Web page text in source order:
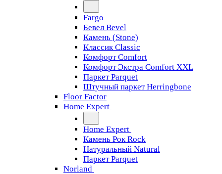
Fargo
Бевел Bevel
Камень (Stone)
Классик Classic
Комфорт Comfort
Комфорт Экстра Comfort XXL
Паркет Parquet
Штучный паркет Herringbone
Floor Factor
Home Expert
Home Expert
Камень Рок Rock
Натуральный Natural
Паркет Parquet
Norland